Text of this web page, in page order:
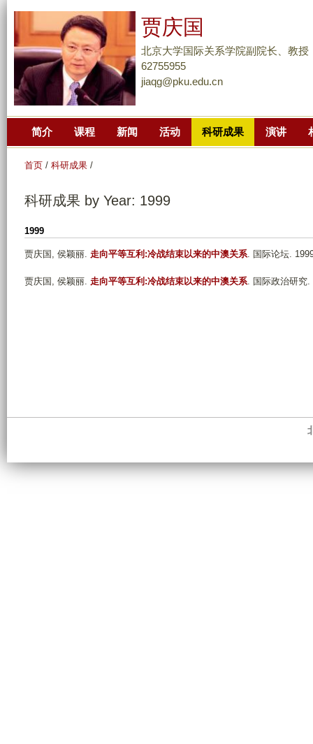
到
主
贾庆国
北京大学国际关系学院副院长、教授
62755955
jiaqg@pku.edu.cn
简介 课程 新闻 活动 科研成果 演讲
首页 / 科研成果 /
科研成果 by Year: 1999
1999
贾庆国, 侯颖丽. 走向平等互利:冷战结束以来的中澳关系. 国际论坛.
贾庆国, 侯颖丽. 走向平等互利:冷战结束以来的中澳关系. 国际政治研究.